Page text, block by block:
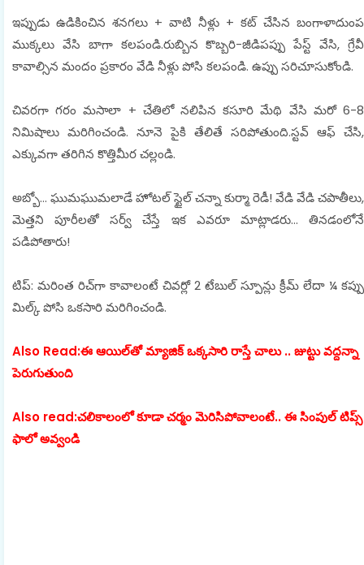
ఇప్పుడు ఉడికించిన శనగలు + వాటి నీళ్లు + కట్ చేసిన బంగాళాదుంప
ముక్కలు వేసి బాగా కలపండి.రుబ్బిన కొబ్బరి-జీడిపప్పు పేస్ట్ వేసి, గ్రేవీ
కావాల్సిన మందం ప్రకారం వేడి నీళ్లు పోసి కలపండి. ఉప్పు సరిచూసుకోండి.
చివరగా గరం మసాలా + చేతిలో నలిపిన కసూరి మేథి వేసి మరో 6-8
నిమిషాలు మరిగించండి. నూనె పైకి తేలితే సరిపోతుంది.స్టవ్ ఆఫ్ చేసి,
ఎక్కువగా తరిగిన కొత్తిమీర చల్లండి.
అబ్బో… ఘుమఘుమలాడే హోటల్ స్టైల్ చన్నా కుర్మా రెడీ! వేడి వేడి చపాతీలు,
మెత్తని పూరీలతో సర్వ్ చేస్తే ఇక ఎవరూ మాట్లాడరు… తినడంలోనే
పడిపోతారు!
టిప్: మరింత రిచ్‌గా కావాలంటే చివర్లో 2 టేబుల్ స్పూన్లు క్రీమ్ లేదా ¼ కప్పు
మిల్క్ పోసి ఒకసారి మరిగించండి.
Also Read:ఈ ఆయిల్‌తో మ్యాజిక్ ఒక్కసారి రాస్తే చాలు .. జుట్టు వద్దన్నా
పెరుగుతుంది
Also read:చలికాలంలో కూడా చర్మం మెరిసిపోవాలంటే.. ఈ సింపుల్ టిప్స్
ఫాలో అవ్వండి